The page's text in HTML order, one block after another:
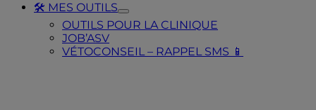
🛠️ MES OUTILS
Toggle
Submenu
🛠️
OUTILS POUR LA CLINIQUE
JOB’ASV
VÉTOCONSEIL – RAPPEL SMS 📱